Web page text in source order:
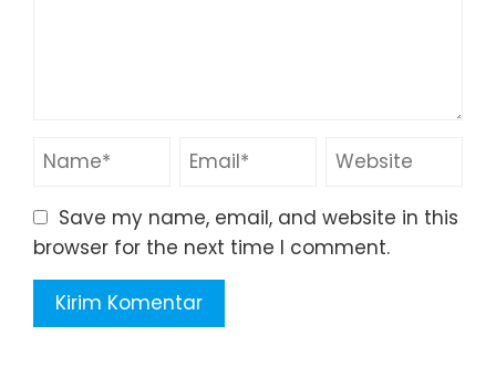
Save my name, email, and website in this
browser for the next time I comment.